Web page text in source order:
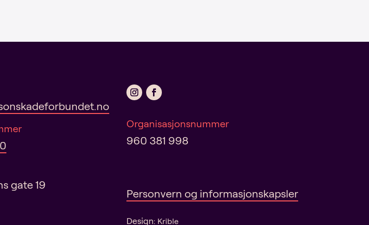
e
:
gate 19
Organisasjonsnummer
960 381 998
Personvern og informasjonskapsler
Design: Krible